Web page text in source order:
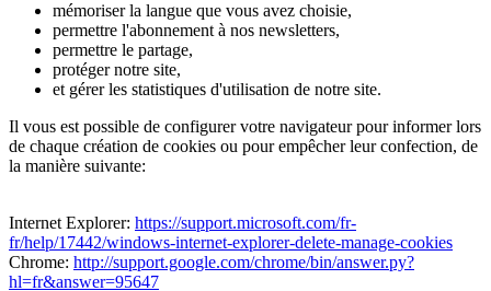
mémoriser la langue que vous avez choisie,
permettre l'abonnement à nos newsletters,
permettre le partage,
protéger notre site,
et gérer les statistiques d'utilisation de notre site.
Il vous est possible de configurer votre navigateur pour informer lors
de chaque création de cookies ou pour empêcher leur confection, de
la manière suivante:
Internet Explorer: https://support.microsoft.com/fr-
fr/help/17442/windows-internet-explorer-delete-manage-cookies
Chrome: http://support.google.com/chrome/bin/answer.py?
hl=fr&answer=95647